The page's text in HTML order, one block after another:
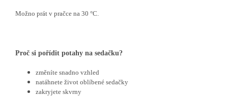
Možno prát v pračce na 30 °C.
Proč si pořídit potahy na sedačku?
změníte snadno vzhled
natáhnete život oblíbené sedačky
zakryjete skvrny